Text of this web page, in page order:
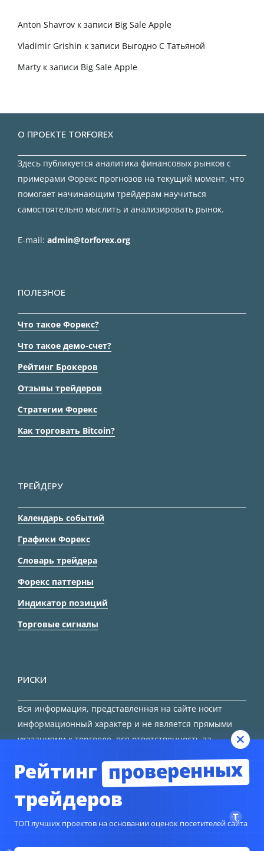
Anton Shavrov к записи Big Sale Apple
Vladimir Grishin к записи Выгодно С Татьяной
Marty к записи Big Sale Apple
О ПРОЕКТЕ TORFOREX
Здесь публикуется аналитика финансовых рынков с
примерами Форекс прогнозов на текущий момент, что
помогает начинающим трейдерам научиться
самостоятельно мыслить и анализировать рынок.
E-mail: admin@torforex.org
ПОЛЕЗНОЕ
Что такое Форекс?
Что такое демо-счет?
Рейтинг Брокеров
Отзывы трейдеров
Стратегии Форекс
Как торговать Bitcoin?
ТРЕЙДЕРУ
Календарь событий
Графики Форекс
Словарь трейдера
Форекс паттерны
Индикатор позиций
Торговые сигналы
РИСКИ
Вся информация, представленная на сайте носит
информационный характер и не является прямыми
указаниями к торговле, вся ответственность за
Рейтинг проверенных
трейдеров
ТОП лучших проектов на основании оценок посетителей сайта